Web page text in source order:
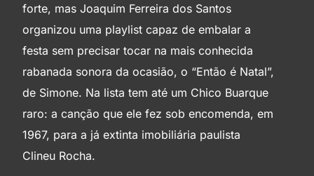
Ô de casa
Mary Cristo
O saco cheio de Noel
Natal todo dia
forte, mas Joaquim Ferreira dos Santos
organizou uma playlist capaz de embalar a
festa sem precisar tocar na mais conhecida
rabanada sonora da ocasião, o “Então é Natal”,
de Simone. Na lista tem até um Chico Buarque
raro: a canção que ele fez sob encomenda, em
1967, para a já extinta imobiliária paulista
Clineu Rocha.